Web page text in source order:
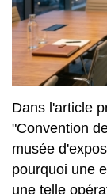
Dans l'article
"Convention
musée
pourquoi une
une telle